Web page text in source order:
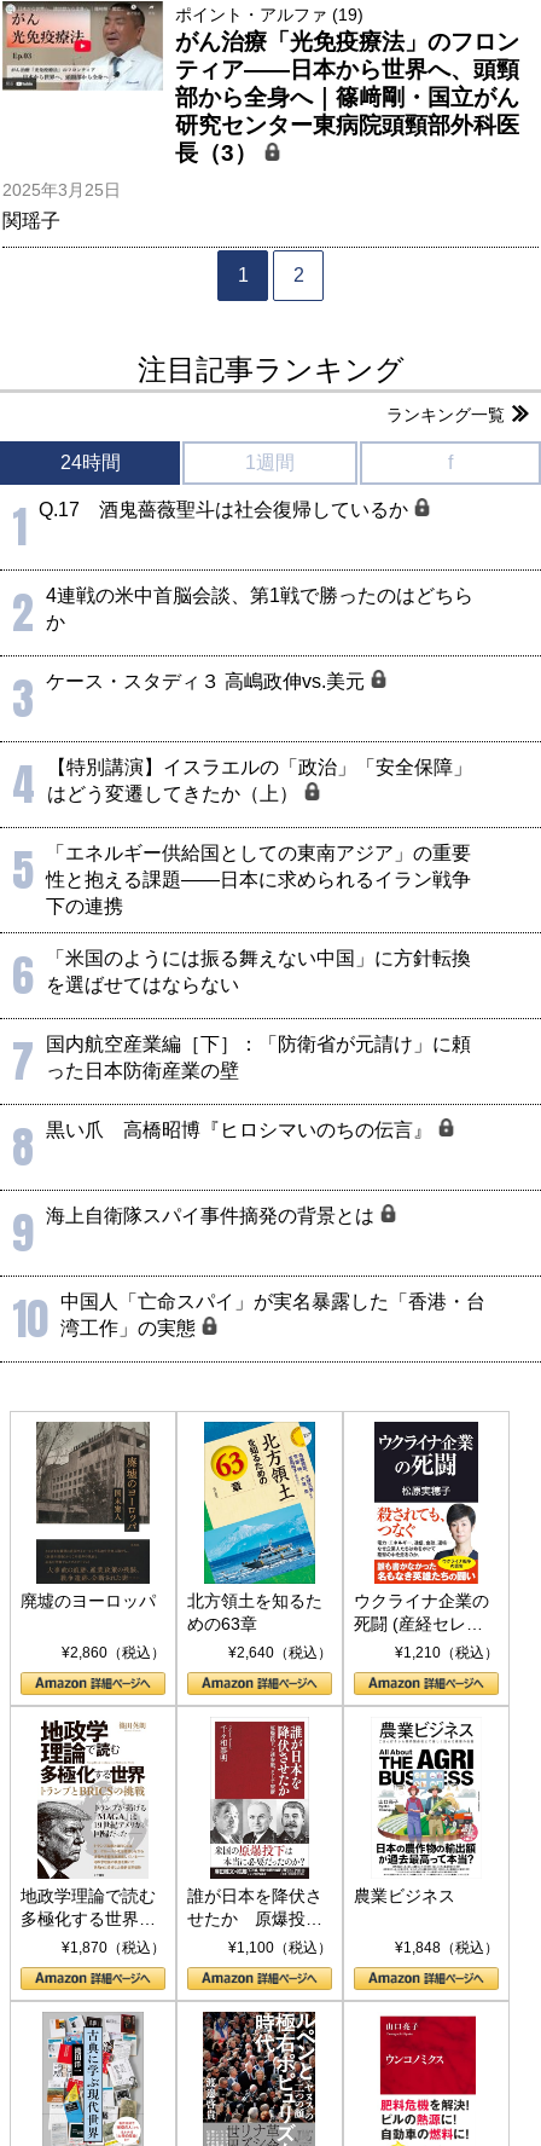
ポイント・アルファ (19)
がん治療「光免疫療法」のフロン
ティア――日本から世界へ、頭頸
部から全身へ｜篠﨑剛・国立がん
研究センター東病院頭頸部外科医
長（3）
2025年3月25日
関瑶子
1 2
注目記事ランキング
ランキング一覧
24時間 1週間 f
1 Q.17 酒鬼薔薇聖斗は社会復帰しているか
2
4連戦の米中首脳会談、第1戦で勝ったのはどちら
か
3 ケース・スタディ３ 高嶋政伸vs.美元
4
【特別講演】イスラエルの「政治」「安全保障」
はどう変遷してきたか（上）
5
「エネルギー供給国としての東南アジア」の重要
性と抱える課題――日本に求められるイラン戦争
下の連携
6
「米国のようには振る舞えない中国」に方針転換
を選ばせてはならない
7
国内航空産業編［下］：「防衛省が元請け」に頼
った日本防衛産業の壁
8 黒い爪 高橋昭博『ヒロシマいのちの伝言』
9 海上自衛隊スパイ事件摘発の背景とは
10 中国人「亡命スパイ」が実名暴露した「香港・台
湾工作」の実態
廃墟のヨーロッパ
¥2,860（税込）
北方領土を知るた
めの63章
¥2,640（税込）
ウクライナ企業の
死闘 (産経セレク
ト S 039)¥1,210（税込）
地政学理論で読む
多極化する世界：
トランプとBRICS
の挑戦
¥1,870（税込）
誰が日本を降伏さ
せたか 原爆投
下、ソ連参戦、そ
して聖断 (PHP新
書)
¥1,100（税込）
農業ビジネス
¥1,848（税込）